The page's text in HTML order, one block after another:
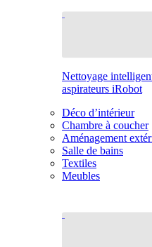
Nettoyage
aspirateurs iRobot
Déco d’intérieur
Chambre à coucher
Aménagement
Salle de bains
Textiles
Meubles